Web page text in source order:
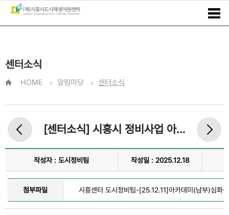
센터소식
HOME 알림마당 센터소식
[센터소식] 시흥시 정비사업 아카데미 남부권 '심화과정' 성료
작성자 : 도시정비팀 작성일 : 2025.12.18
첨부파일 시흥센터 도시정비팀-[25.12.11]아카데미(남부)심화